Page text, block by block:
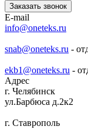
Заказать звонок
E-mail
info@oneteks.ru
snab@oneteks.ru -
ekb1@oneteks.ru -
Адрес
г. Челябинск
ул.Барбюса д.2к2
г. Ставрополь